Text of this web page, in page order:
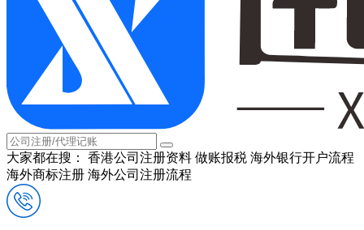
大家都在搜： 香港公司注册资料 做账报税 海外银行开户流程
海外商标注册 海外公司注册流程